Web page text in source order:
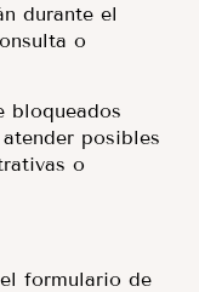
durante el
o
bloqueados
posibles
o
formulario de